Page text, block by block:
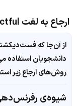
ارجاع به لغت tactful
از آن‌جا که
دانشجویان استفاده
روش‌های ارجاع زیر
شیوه‌ی